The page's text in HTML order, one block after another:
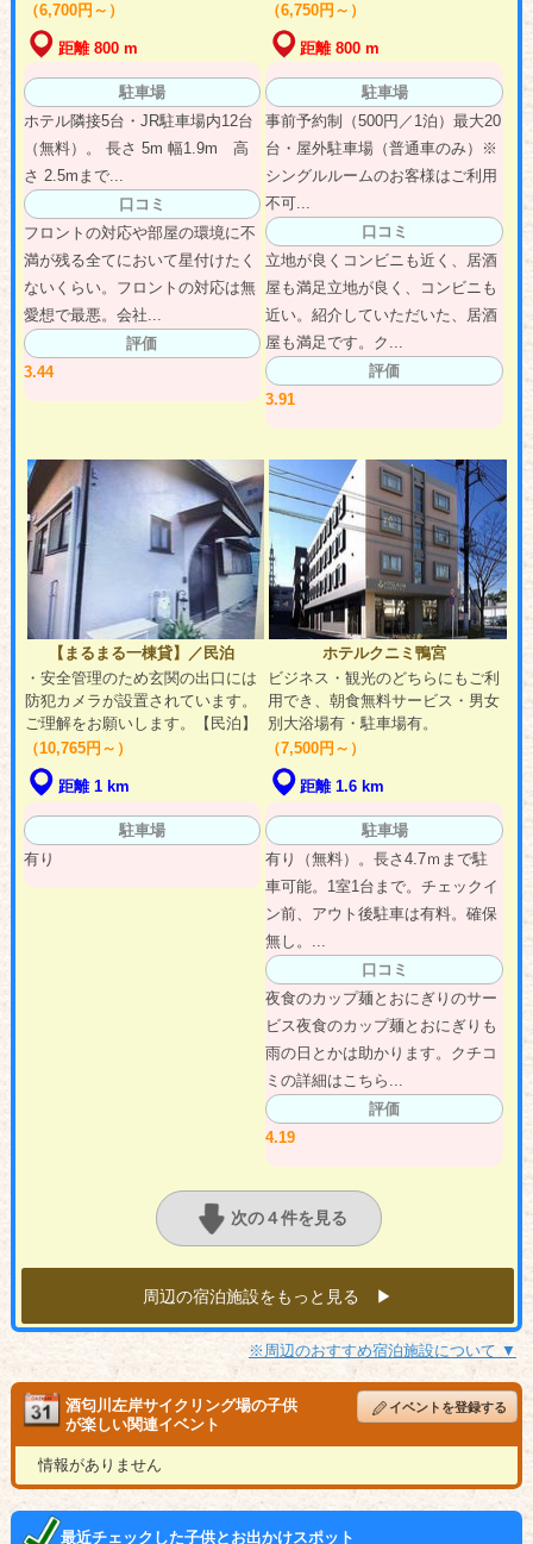
（6,700円～）
距離 800 m
駐車場
ホテル隣接5台・JR駐車場内12台
（無料）。 長さ 5m 幅1.9m 高
さ 2.5mまで...
口コミ
フロントの対応や部屋の環境に不
満が残る全てにおいて星付けたく
ないくらい。フロントの対応は無
愛想で最悪。会社...
評価
3.44
（6,750円～）
距離 800 m
駐車場
事前予約制（500円／1泊）最大20
台・屋外駐車場（普通車のみ）※
シングルルームのお客様はご利用
不可...
口コミ
立地が良くコンビニも近く、居酒
屋も満足立地が良く、コンビニも
近い。紹介していただいた、居酒
屋も満足です。ク...
評価
3.91
【まるまる一棟貸】／民泊
・安全管理のため玄関の出口には
防犯カメラが設置されています。
ご理解をお願いします。【民泊】
（10,765円～）
距離 1 km
駐車場
有り
ホテルクニミ鴨宮
ビジネス・観光のどちらにもご利
用でき、朝食無料サービス・男女
別大浴場有・駐車場有。
（7,500円～）
距離 1.6 km
駐車場
有り（無料）。長さ4.7ｍまで駐
車可能。1室1台まで。チェックイ
ン前、アウト後駐車は有料。確保
無し。...
口コミ
夜食のカップ麺とおにぎりのサー
ビス夜食のカップ麺とおにぎりも
雨の日とかは助かります。クチコ
ミの詳細はこちら...
評価
4.19
次の４件を見る
周辺の宿泊施設をもっと見る ▶︎
※周辺のおすすめ宿泊施設について ▼
酒匂川左岸サイクリング場の子供
が楽しい関連イベント
イベントを登録する
情報がありません
最近チェックした子供とお出かけスポット